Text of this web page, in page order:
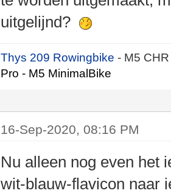
uitgelijnd?
Thys 209 Rowingbike- M5
Pro - M5 MinimalBike
16-Sep-2020, 08:16 PM
Nu alleen nog even het
wit-blauw-flavicon naar